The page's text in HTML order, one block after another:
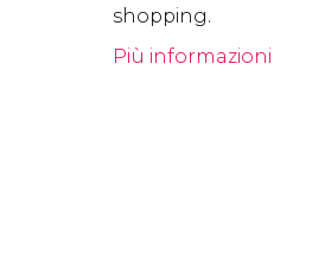
shopping.
Più informazioni